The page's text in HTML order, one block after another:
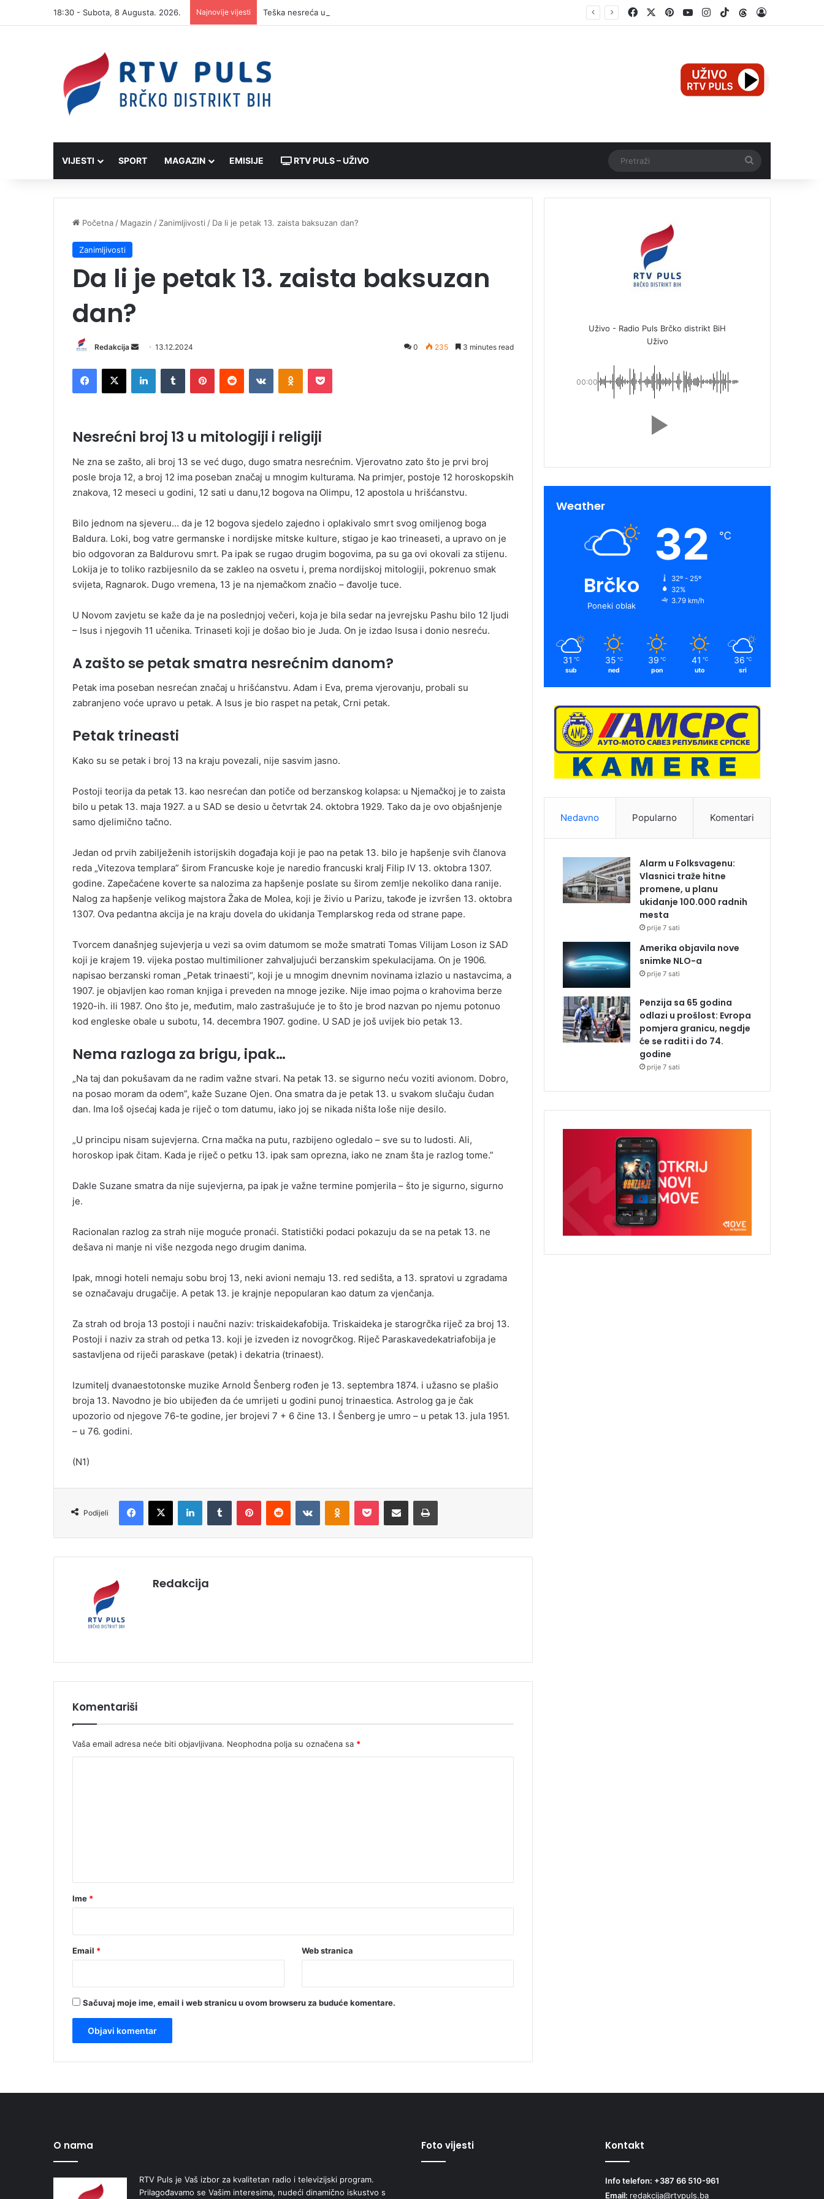
18:30 - Subota, 8 Augusta. 2026. Najnovije vijesti FacebookPinterestYouTubeInstagram
TikTokThreads
VIJESTI SPORT MAGAZIN EMISIJE RTV PULS – UŽIVO
Početna / Magazin / Zanimljivosti / Da li je petak 13. zaista baksuzan dan?
Zanimljivosti
Da li je petak 13. zaista baksuzan
dan?
Redakcija
n
d
e
a
i
l
13.12.2024 0 235 3 minutes read
Nesrećni broj 13 u mitologiji i religiji
Ne zna se zašto, ali broj 13 se već dugo, dugo smatra nesrećnim. Vjerovatno zato što je prvi broj
posle broja 12, a broj 12 ima poseban značaj u mnogim kulturama. Na primjer, postoje 12 horoskopskih
znakova, 12 meseci u godini, 12 sati u danu,12 bogova na Olimpu, 12 apostola u hrišćanstvu.
Bilo jednom na sjeveru… da je 12 bogova sjedelo zajedno i oplakivalo smrt svog omiljenog boga
Baldura. Loki, bog vatre germanske i nordijske mitske kulture, stigao je kao trineaseti, a upravo on je
bio odgovoran za Baldurovu smrt. Pa ipak se rugao drugim bogovima, pa su ga ovi okovali za stijenu.
Lokija je to toliko razbijesnilo da se zakleo na osvetu i, prema nordijskoj mitologiji, pokrenuo smak
svijeta, Ragnarok. Dugo vremena, 13 je na njemačkom značio – đavolje tuce.
U Novom zavjetu se kaže da je na poslednjoj večeri, koja je bila sedar na jevrejsku Pashu bilo 12 ljudi
– Isus i njegovih 11 učenika. Trinaseti koji je došao bio je Juda. On je izdao Isusa i donio nesreću.
A zašto se petak smatra nesrećnim danom?
Petak ima poseban nesrećan značaj u hrišćanstvu. Adam i Eva, prema vjerovanju, probali su
zabranjeno voće upravo u petak. A Isus je bio raspet na petak, Crni petak.
Petak trineasti
Kako su se petak i broj 13 na kraju povezali, nije sasvim jasno.
Postoji teorija da petak 13. kao nesrećan dan potiče od berzanskog kolapsa: u Njemačkoj je to zaista
bilo u petak 13. maja 1927. a u SAD se desio u četvrtak 24. oktobra 1929. Tako da je ovo objašnjenje
samo djelimično tačno.
Jedan od prvih zabilježenih istorijskih događaja koji je pao na petak 13. bilo je hapšenje svih članova
reda „Vitezova templara” širom Francuske koje je naredio francuski kralj Filip IV 13. oktobra 1307.
godine. Zapečaćene koverte sa nalozima za hapšenje poslate su širom zemlje nekoliko dana ranije.
Nalog za hapšenje velikog majstora Žaka de Molea, koji je živio u Parizu, takođe je izvršen 13. oktobra
1307. Ova pedantna akcija je na kraju dovela do ukidanja Templarskog reda od strane pape.
Tvorcem današnjeg sujevjerja u vezi sa ovim datumom se može smatrati Tomas Vilijam Loson iz SAD
koji je krajem 19. vijeka postao multimilioner zahvaljujući berzanskim spekulacijama. On je 1906.
napisao berzanski roman „Petak trinaesti“, koji je u mnogim dnevnim novinama izlazio u nastavcima, a
1907. je objavljen kao roman knjiga i preveden na mnoge jezike. Nije imao pojma o krahovima berze
1920-ih. ili 1987. Ono što je, međutim, malo zastrašujuće je to što je brod nazvan po njemu potonuo
kod engleske obale u subotu, 14. decembra 1907. godine. U SAD je još uvijek bio petak 13.
Nema razloga za brigu, ipak…
„Na taj dan pokušavam da ne radim važne stvari. Na petak 13. se sigurno neću voziti avionom. Dobro,
na posao moram da odem”, kaže Suzane Ojen. Ona smatra da je petak 13. u svakom slučaju čudan
dan. Ima loš ojsećaj kada je riječ o tom datumu, iako joj se nikada ništa loše nije desilo.
„U principu nisam sujevjerna. Crna mačka na putu, razbijeno ogledalo – sve su to ludosti. Ali,
horoskop ipak čitam. Kada je riječ o petku 13. ipak sam oprezna, iako ne znam šta je razlog tome.”
Dakle Suzane smatra da nije sujevjerna, pa ipak je važne termine pomjerila – što je sigurno, sigurno
je.
Racionalan razlog za strah nije moguće pronaći. Statistički podaci pokazuju da se na petak 13. ne
dešava ni manje ni više nezgoda nego drugim danima.
Ipak, mnogi hoteli nemaju sobu broj 13, neki avioni nemaju 13. red sedišta, a 13. spratovi u zgradama
se označavaju drugačije. A petak 13. je krajnje nepopularan kao datum za vjenčanja.
Za strah od broja 13 postoji i naučni naziv: triskaidekafobija. Triskaideka je starogrčka riječ za broj 13.
Postoji i naziv za strah od petka 13. koji je izveden iz novogrčkog. Riječ Paraskavedekatriafobija je
sastavljena od riječi paraskave (petak) i dekatria (trinaest).
Izumitelj dvanaestotonske muzike Arnold Šenberg rođen je 13. septembra 1874. i užasno se plašio
broja 13. Navodno je bio ubijeđen da će umrijeti u godini punoj trinaestica. Astrolog ga je čak
upozorio od njegove 76-te godine, jer brojevi 7 + 6 čine 13. I Šenberg je umro – u petak 13. jula 1951.
– u 76. godini.
(N1)
Podijeli
Redakcija
Komentariši
Vaša email adresa neće biti objavljivana. Neophodna polja su označena sa *
r
Ime *
Email * Web stranica
Sačuvaj moje ime, email i web stranicu u ovom browseru za buduće komentare.
Uživo - Radio Puls Brčko distrikt BiH
Uživo
00:00
Weather
Brčko
Poneki oblak
32 ℃
32º - 25º
32%
3.79 km/h
31 ℃
sub
35 ℃
ned
39 ℃
pon
41 ℃
uto
36 ℃
sri
Nedavno Popularno Komentari
Alarm u Folksvagenu:
Vlasnici traže hitne
promene, u planu
ukidanje 100.000 radnih
mesta
prije 7 sati
Amerika objavila nove
snimke NLO-a
prije 7 sati
Penzija sa 65 godina
odlazi u prošlost: Evropa
pomjera granicu, negdje
će se raditi i do 74.
godine
prije 7 sati
O nama
RTV Puls je Vaš izbor za kvalitetan radio i televizijski program.
Prilagođavamo se Vašim interesima, nudeći dinamično iskustvo s
Foto vijesti Kontakt
Info telefon: +387 66 510-961
Email: redakcija@rtvpuls.ba